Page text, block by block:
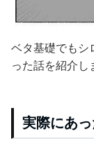
ベタ基礎でもシ
った話を紹介し
実際にあ